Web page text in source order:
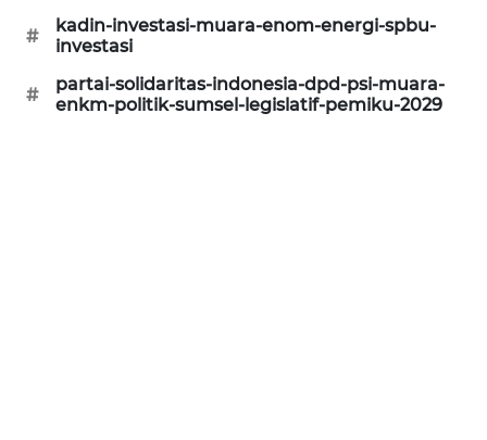
#
kadin-investasi-muara-enom-energi-spbu-
investasi
#
partai-solidaritas-indonesia-dpd-psi-muara-
enkm-politik-sumsel-legislatif-pemiku-2029